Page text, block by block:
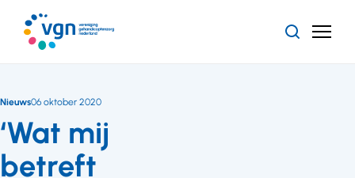
naar
hoofdinhoud
ZoekenMenu
‘Wat mij
betreft
Nieuws06 oktober 2020